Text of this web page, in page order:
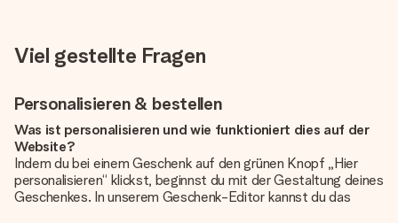
Viel gestellte Fragen
Personalisieren & bestellen
Was ist personalisieren und wie funktioniert dies auf der
Website?
Indem du bei einem Geschenk auf den grünen Knopf „Hier
personalisieren“ klickst, beginnst du mit der Gestaltung deines
Geschenkes. In unserem Geschenk-Editor kannst du das